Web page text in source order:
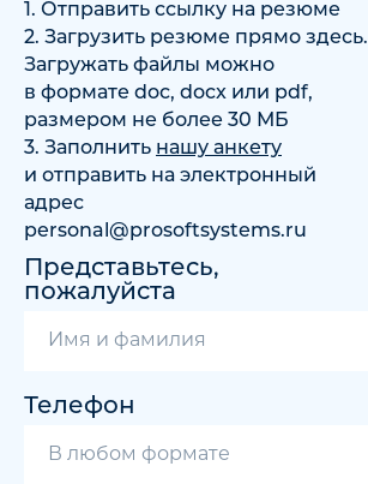
1. Отправить ссылку на резюме
2. Загрузить резюме прямо здесь.
Загружать файлы можно
в формате doc, docx или pdf,
размером не более 30 МБ
3. Заполнить нашу анкету
и отправить на электронный
адрес
personal@prosoftsystems.ru
Представьтесь,
пожалуйста
Телефон